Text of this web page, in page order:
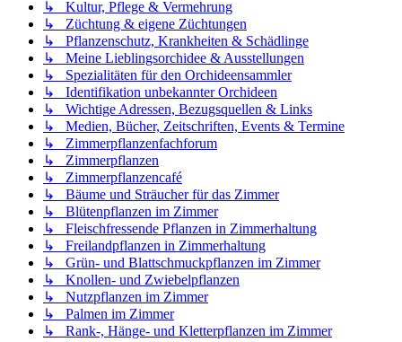
↳ Kultur, Pflege & Vermehrung
↳ Züchtung & eigene Züchtungen
↳ Pflanzenschutz, Krankheiten & Schädlinge
↳ Meine Lieblingsorchidee & Ausstellungen
↳ Spezialitäten für den Orchideensammler
↳ Identifikation unbekannter Orchideen
↳ Wichtige Adressen, Bezugsquellen & Links
↳ Medien, Bücher, Zeitschriften, Events & Termine
↳ Zimmerpflanzenfachforum
↳ Zimmerpflanzen
↳ Zimmerpflanzencafé
↳ Bäume und Sträucher für das Zimmer
↳ Blütenpflanzen im Zimmer
↳ Fleischfressende Pflanzen in Zimmerhaltung
↳ Freilandpflanzen in Zimmerhaltung
↳ Grün- und Blattschmuckpflanzen im Zimmer
↳ Knollen- und Zwiebelpflanzen
↳ Nutzpflanzen im Zimmer
↳ Palmen im Zimmer
↳ Rank-, Hänge- und Kletterpflanzen im Zimmer